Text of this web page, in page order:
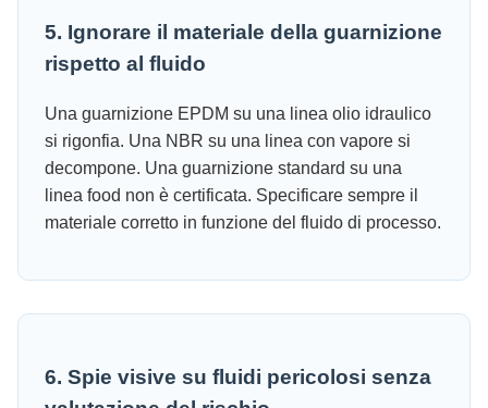
5. Ignorare il materiale della guarnizione
rispetto al fluido
Una guarnizione EPDM su una linea olio idraulico
si rigonfia. Una NBR su una linea con vapore si
decompone. Una guarnizione standard su una
linea food non è certificata. Specificare sempre il
materiale corretto in funzione del fluido di processo.
6. Spie visive su fluidi pericolosi senza